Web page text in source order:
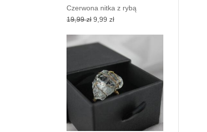
Czerwona nitka z rybą
19,99zł Pierwotna
wynosiła:
19,99 zł.
9,99złAktualna
9,99 zł.